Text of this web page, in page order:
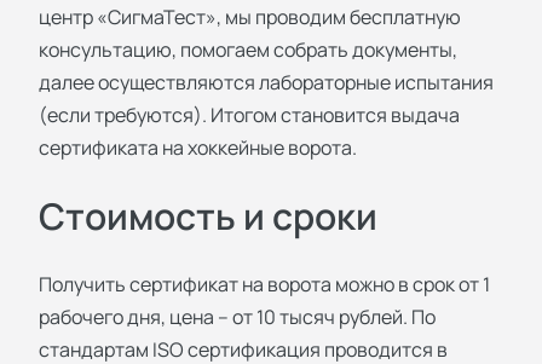
центр «СигмаТест», мы проводим бесплатную
консультацию, помогаем собрать документы,
далее осуществляются лабораторные испытания
(если требуются). Итогом становится выдача
сертификата на хоккейные ворота.
Стоимость и сроки
Получить сертификат на ворота можно в срок от 1
рабочего дня, цена – от 10 тысяч рублей. По
стандартам ISO сертификация проводится в